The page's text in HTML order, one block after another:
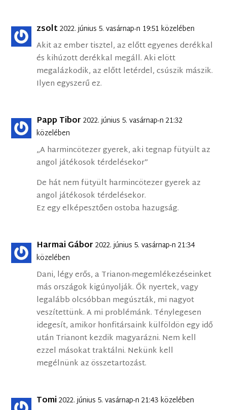
zsolt2022. június 5. vasárnap-n 19:51 közelében
Akit az ember tisztel, az előtt egyenes derékkal
és kihúzott derékkal megáll. Aki elött
megalázkodik, az előtt letérdel, csúszik mászik.
Ilyen egyszerű ez.
Papp Tibor 2022. június 5. vasárnap-n 21:32
közelében
„A harmincötezer gyerek, aki tegnap fütyült az
angol játékosok térdelésekor”
De hát nem fütyült harmincötezer gyerek az
angol játékosok térdelésekor.
Ez egy elképesztően ostoba hazugság.
Harmai Gábor 2022. június 5. vasárnap-n 21:34
közelében
Dani, légy erős, a Trianon-megemlékezéseinket
más országok kigúnyolják. Ők nyertek, vagy
legalább olcsóbban megúszták, mi nagyot
veszítettünk. A mi problémánk. Ténylegesen
idegesít, amikor honfitársaink külföldön egy idő
után Trianont kezdik magyarázni. Nem kell
ezzel másokat traktálni. Nekünk kell
megélnünk az összetartozást.
Tomi2022. június 5. vasárnap-n 21:43 közelében